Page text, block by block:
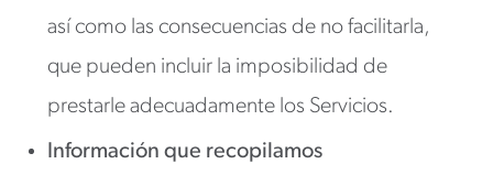
así como las consecuencias de no facilitarla,
que pueden incluir la imposibilidad de
prestarle adecuadamente los Servicios.
Información que recopilamos